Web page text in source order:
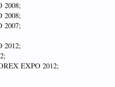
2008;
2008;
2007;
2012;
EXPO 2012;